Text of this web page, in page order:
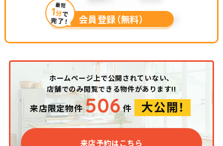
最短
1分で
完了！ 会員登録（無料）
ホームページ上で公開されていない、
店舗でのみ閲覧できる物件があります!!
来店限定物件 506 件 大公開！
来店予約はこちら